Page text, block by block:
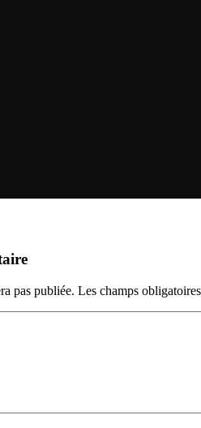
pas publiée. Les champs